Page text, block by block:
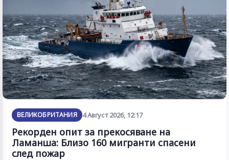
ВЕЛИКОБРИТАНИЯ 4 Август 2026, 12:17
Рекорден опит за прекосяване на
Ламанша: Близо 160 мигранти спасени
след пожар